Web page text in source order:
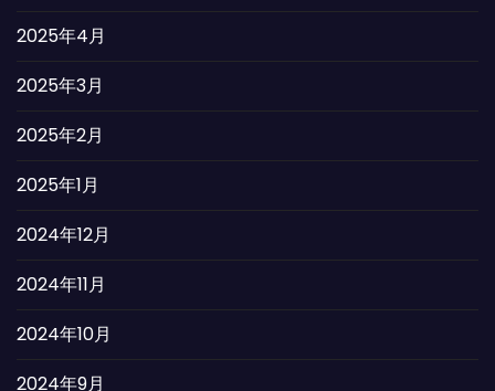
2025年4月
2025年3月
2025年2月
2025年1月
2024年12月
2024年11月
2024年10月
2024年9月